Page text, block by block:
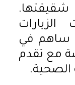
شقيقتها.
ساهم في
مع تقدم
الصحية.